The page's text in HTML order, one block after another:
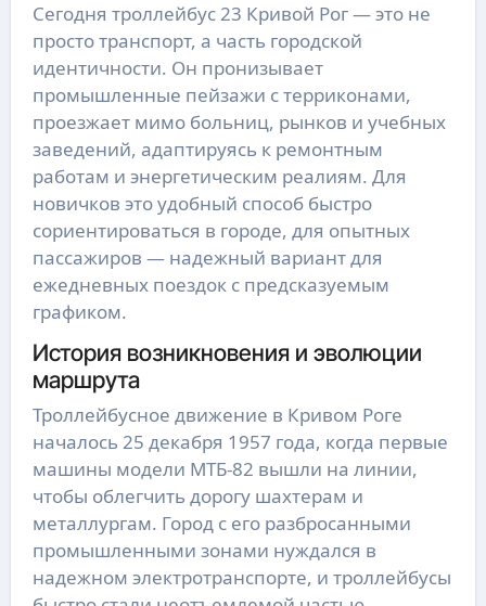
Сегодня троллейбус 23 Кривой Рог — это не
просто транспорт, а часть городской
идентичности. Он пронизывает
промышленные пейзажи с терриконами,
проезжает мимо больниц, рынков и учебных
заведений, адаптируясь к ремонтным
работам и энергетическим реалиям. Для
новичков это удобный способ быстро
сориентироваться в городе, для опытных
пассажиров — надежный вариант для
ежедневных поездок с предсказуемым
графиком.
История возникновения и эволюции
маршрута
Троллейбусное движение в Кривом Роге
началось 25 декабря 1957 года, когда первые
машины модели МТБ-82 вышли на линии,
чтобы облегчить дорогу шахтерам и
металлургам. Город с его разбросанными
промышленными зонами нуждался в
надежном электротранспорте, и троллейбусы